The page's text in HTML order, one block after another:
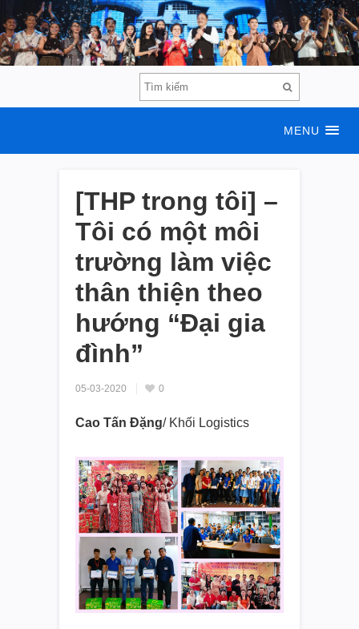
MENU
[THP trong tôi] –
Tôi có một môi
trường làm việc
thân thiện theo
hướng “Đại gia
đình”
05-03-2020 0
Cao Tấn Đặng/ Khối Logistics